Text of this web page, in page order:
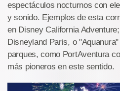
espectáculos nocturnos con
y sonido. Ejemplos de esta
en Disney California
Disneyland Paris, o
parques, como PortAventura
más pioneros en este sentido.